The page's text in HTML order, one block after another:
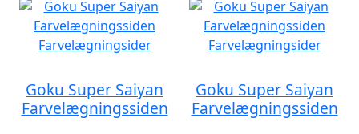
Goku Super Saiyan
Farvelægningssiden
Goku Super Saiyan
Farvelægningssiden